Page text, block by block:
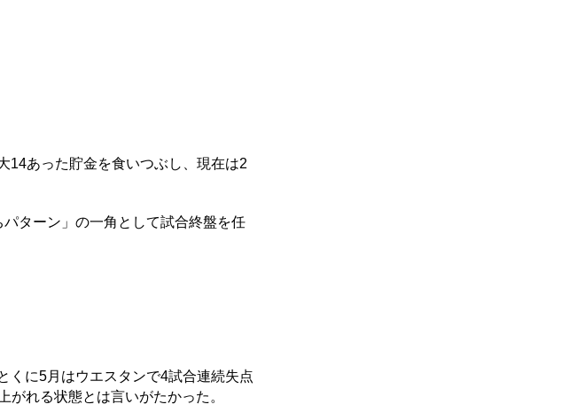
14あった貯金を食いつぶし、現在は2
ターン」の一角として試合終盤を任
に5月はウエスタンで4試合連続失点
れる状態とは言いがたかった。